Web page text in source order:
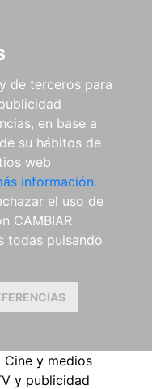
de terceros para
en base a
su hábitos de
web
información.
el uso de
CAMBIAR
todas pulsando
Cine y medios
y publicidad